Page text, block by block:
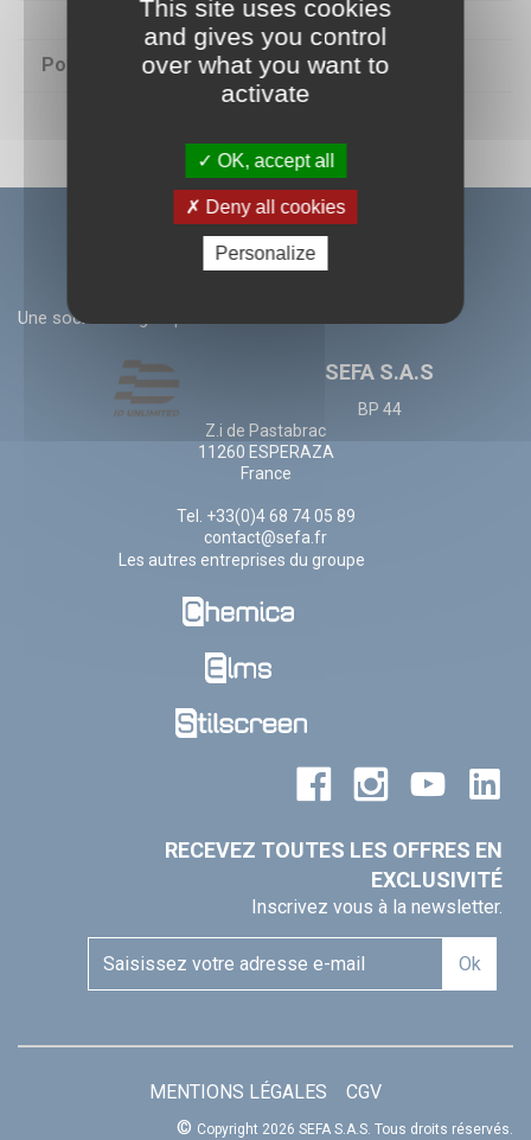
Poids 42 Kg / 93 lbs
Une societé du groupe ID UNLIMITED
SEFA S.A.S
BP 44
Z.i de Pastabrac
11260 ESPERAZA
France
Tel. +33(0)4 68 74 05 89
contact@sefa.fr
Les autres entreprises du groupe
RECEVEZ TOUTES LES OFFRES EN
EXCLUSIVITÉ
Inscrivez vous à la newsletter.
Ok
MENTIONS LÉGALES
CGV
© Copyright 2026 SEFA S.A.S. Tous droits réservés.
This site uses cookies
and gives you control
over what you want to
activate
OK, accept all
Deny all cookies
Personalize